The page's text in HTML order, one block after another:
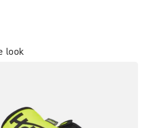
look